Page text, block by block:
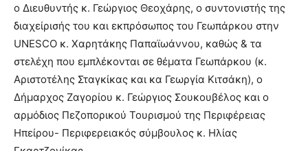
ο Διευθυντής κ. Γεώργιος Θεοχάρης, ο συντονιστής της
διαχείρισής του και εκπρόσωπος του Γεωπάρκου στην
UNESCO κ. Χαρητάκης Παπαϊωάννου, καθώς & τα
στελέχη που εμπλέκονται σε θέματα Γεωπάρκου (κ.
Αριστοτέλης Σταγκίκας και κα Γεωργία Κιτσάκη), ο
Δήμαρχος Ζαγορίου κ. Γεώργιος Σουκουβέλος και ο
αρμόδιος Πεζοπορικού Τουρισμού της Περιφέρειας
Ηπείρου- Περιφερειακός σύμβουλος κ. Ηλίας